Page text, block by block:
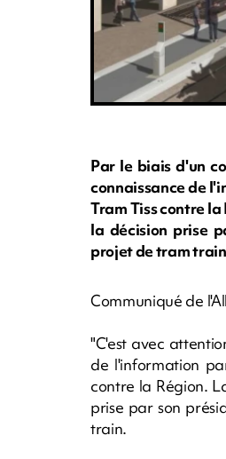
Par le biais d'un
connaissance de
Tram Tiss contre
la décision prise
projet de tram
Communiqué de
"C'est avec
de l'information
contre la Région.
prise par son
train.